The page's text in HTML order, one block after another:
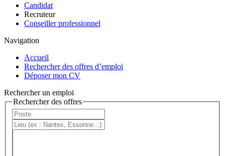
Candidat
Recruteur
Conseiller professionnel
Navigation
Accueil
Rechercher des offres d’emploi
Déposer mon CV
Rechercher un emploi
Rechercher des offres